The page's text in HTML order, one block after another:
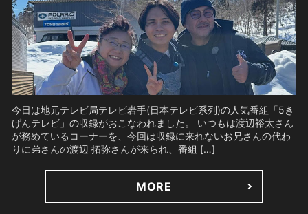
今日は地元テレビ局テレビ岩手(日本テレビ系列)の人気番組「5き
げんテレビ」の収録がおこなわれました。 いつもは渡辺裕太さん
が務めているコーナーを、今回は収録に来れないお兄さんの代わ
りに弟さんの渡辺 拓弥さんが来られ、番組 […]
MORE